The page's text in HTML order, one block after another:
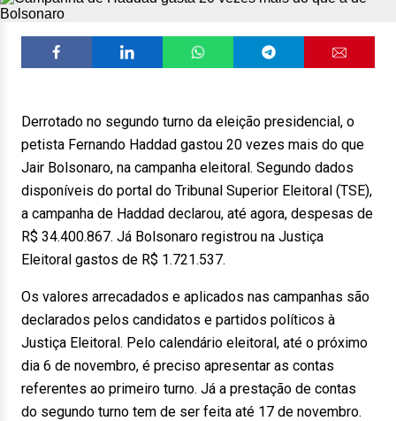
Derrotado no segundo turno da eleição presidencial, o
petista Fernando Haddad gastou 20 vezes mais do que
Jair Bolsonaro, na campanha eleitoral. Segundo dados
disponíveis do portal do Tribunal Superior Eleitoral (TSE),
a campanha de Haddad declarou, até agora, despesas de
R$ 34.400.867. Já Bolsonaro registrou na Justiça
Eleitoral gastos de R$ 1.721.537.
Os valores arrecadados e aplicados nas campanhas são
declarados pelos candidatos e partidos políticos à
Justiça Eleitoral. Pelo calendário eleitoral, até o próximo
dia 6 de novembro, é preciso apresentar as contas
referentes ao primeiro turno. Já a prestação de contas
do segundo turno tem de ser feita até 17 de novembro.